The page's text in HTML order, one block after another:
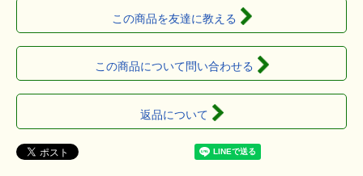
この商品を友達に教える
この商品について問い合わせる
返品について